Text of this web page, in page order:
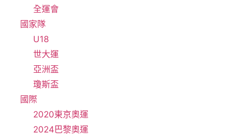
全運會
國家隊
U18
世大運
亞洲盃
瓊斯盃
國際
2020東京奧運
2024巴黎奧運